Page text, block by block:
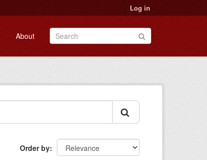
Log in
About
Order by